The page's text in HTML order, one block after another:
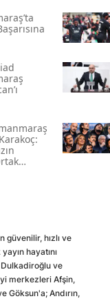
güvenilir, hızlı ve
hayatını
ve
merkezleri Afşin,
Göksun'a; Andırın,